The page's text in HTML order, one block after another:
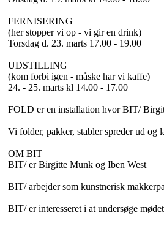
FERNISERING
(her stopper vi op - vi gir en drink)
Torsdag d. 23. marts 17.00 - 19.00
UDSTILLING
(kom forbi igen - måske har vi kaffe)
24. - 25. marts kl 14.00 - 17.00
FOLD er en installation hvor BIT/
Vi folder, pakker, stabler spreder ud og
OM BIT
BIT/ er Birgitte Munk og Iben West
BIT/ arbejder som kunstnerisk
BIT/ er interesseret i at undersøge